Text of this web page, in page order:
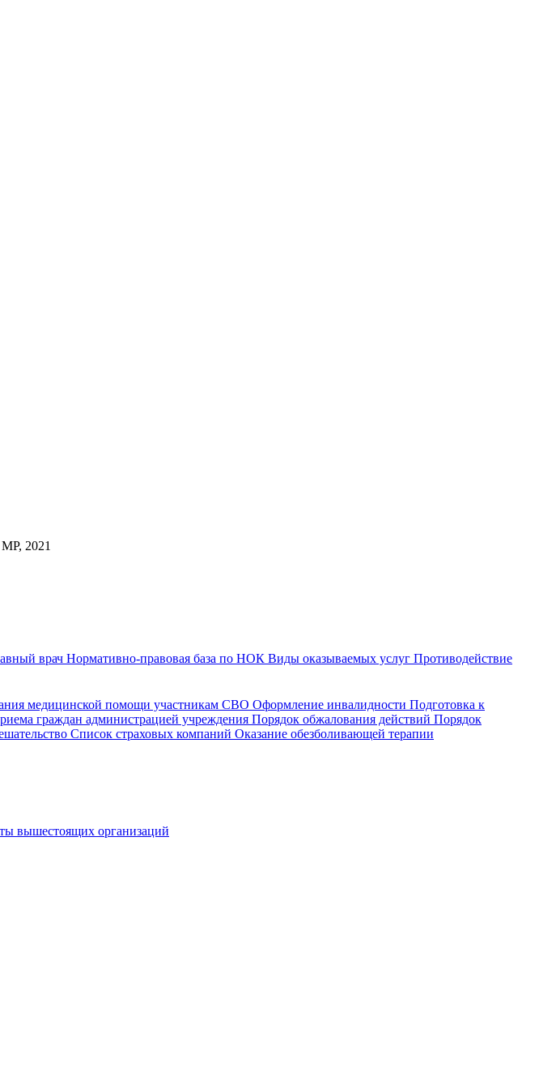
2021
врач Нормативно-правовая база по НОК Виды оказываемых услуг Противодействие
медицинской помощи участникам СВО Оформление инвалидности Подготовка к
граждан администрацией учреждения Порядок обжалования действий Порядок
Список страховых компаний Оказание обезболивающей терапии
вышестоящих организаций